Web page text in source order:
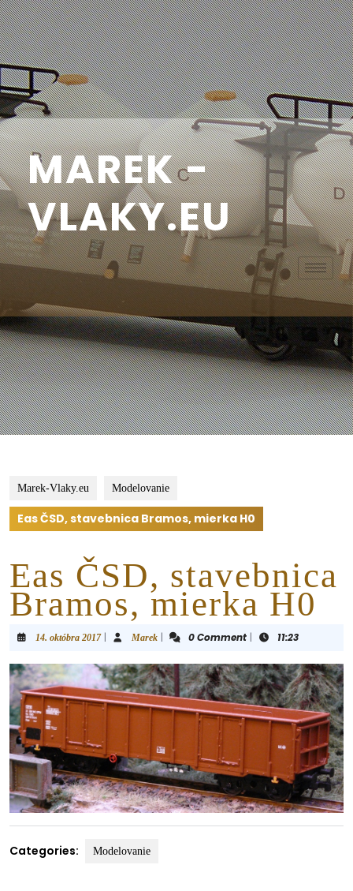
MAREK -
VLAKY.EU
Marek-Vlaky.eu Modelovanie
Eas ČSD, stavebnica Bramos, mierka H0
Eas ČSD, stavebnica
Bramos, mierka H0
14. októbra 2017 | Marek | 0 Comment | 11:23
Categories: Modelovanie